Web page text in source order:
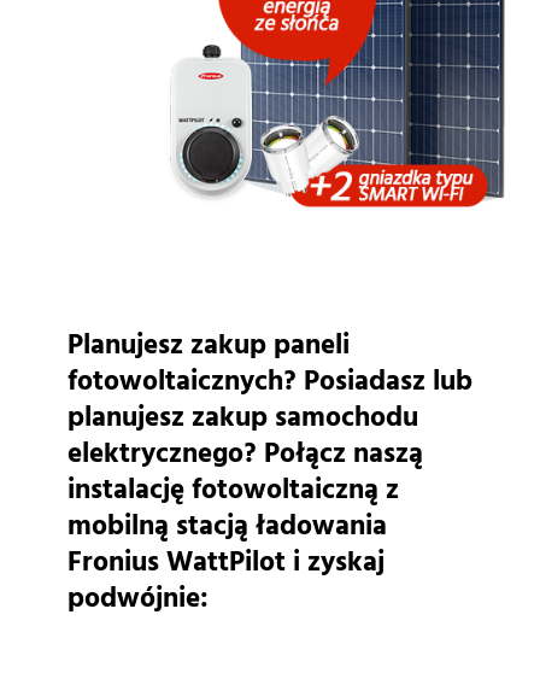
Planujesz zakup paneli
fotowoltaicznych? Posiadasz lub
planujesz zakup samochodu
elektrycznego? Połącz naszą
instalację fotowoltaiczną z
mobilną stacją ładowania
Fronius WattPilot i zyskaj
podwójnie: